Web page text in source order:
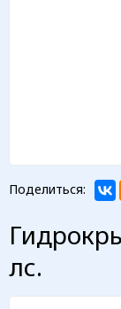
Поделиться:
лс.